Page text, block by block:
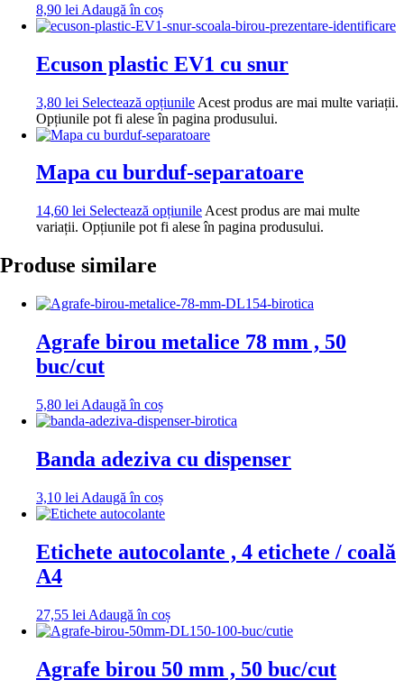
8,90 lei Adaugă în coș
Ecuson plastic EV1 cu snur
3,80 lei Selectează opțiunile Acest produs are mai multe variații.
Opțiunile pot fi alese în pagina produsului.
Mapa cu burduf-separatoare
14,60 lei Selectează opțiunile Acest produs are mai multe
variații. Opțiunile pot fi alese în pagina produsului.
Produse similare
Agrafe birou metalice 78 mm , 50
buc/cut
5,80 lei Adaugă în coș
Banda adeziva cu dispenser
3,10 lei Adaugă în coș
Etichete autocolante , 4 etichete / coală
A4
27,55 lei Adaugă în coș
Agrafe birou 50 mm , 50 buc/cut